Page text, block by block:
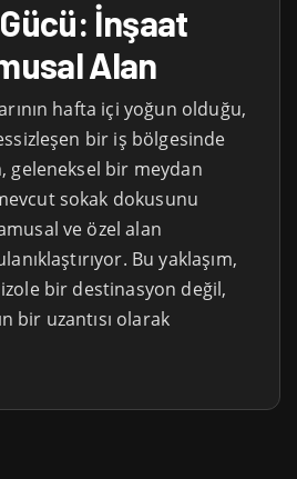
İnşaat
Alan
hafta içi yoğun olduğu,
bir iş bölgesinde
geleneksel bir meydan
sokak dokusunu
ve özel alan
Bu yaklaşım,
bir destinasyon değil,
bir uzantısı olarak